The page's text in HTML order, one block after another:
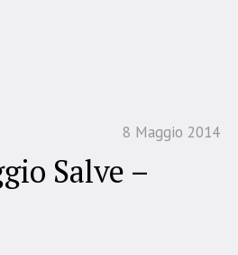
8 Maggio 2014
Salve –